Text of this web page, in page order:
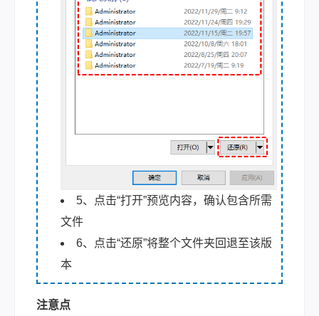
5、点击“打开”预览内容，确认包含所需
文件
6、点击“还原”将整个文件夹回退至该版
本
注意点